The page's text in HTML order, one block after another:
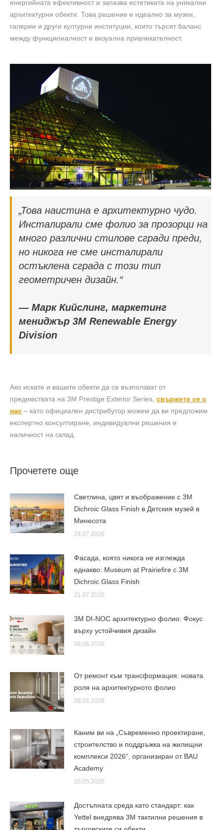
енергийната ефективност и запазва естетиката на уникални
архитектурни обекти. Това решение е идеално за музеи,
галерии и други културни институции, които търсят баланс
между функционалност и визуална привлекателност.
„Това наистина е архитектурно чудо.
Инсталирали сме фолио за прозорци на
много различни стилове сгради преди,
но никога не сме инсталирали
остъклена сграда с този тип
геометричен дизайн.“
— Марк Кийслинг, маркетинг
мениджър 3M Renewable Energy
Division
Ако искате и вашите обекти да се възползват от
предимствата на 3M Prestige Exterior Series, свържете се с
нас – като официален дистрибутор можем да ви предложим
експертно консултиране, индивидуални решения и
наличност на склад.
Прочетете още
Светлина, цвят и въображение с 3M
Dichroic Glass Finish в Детския музей в
Минесота
24.07.2026
Фасада, която никога не изглежда
еднакво: Museum at Prairiefire с 3M
Dichroic Glass Finish
21.07.2026
3M DI-NOC архитектурно фолио: Фокус
върху устойчивия дизайн
08.06.2026
От ремонт към трансформация: новата
роля на архитектурното фолио
08.06.2026
Каним ви на „Съвременно проектиране,
строителство и поддръжка на жилищни
комплекси 2026“, организиран от BAU
Academy
26.05.2026
Достъпната среда като стандарт: как
Yettel внедрява 3М тактилни решения в